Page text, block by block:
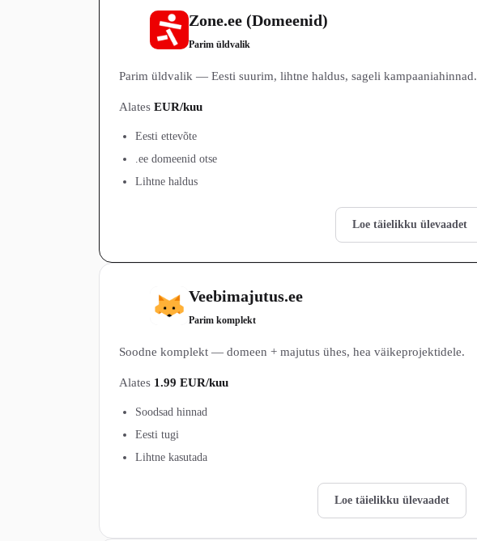
Zone.ee (Domeenid)
Parim üldvalik
Parim üldvalik — Eesti suurim, lihtne haldus, sageli kampaaniahinnad.
Alates EUR/kuu
Eesti ettevõte
.ee domeenid otse
Lihtne haldus
Loe täielikku ülevaadet
Veebimajutus.ee
Parim komplekt
Soodne komplekt — domeen + majutus ühes, hea väikeprojektidele.
Alates 1.99 EUR/kuu
Soodsad hinnad
Eesti tugi
Lihtne kasutada
Loe täielikku ülevaadet